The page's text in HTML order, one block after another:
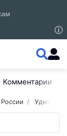
Комментарии
Удмуртия